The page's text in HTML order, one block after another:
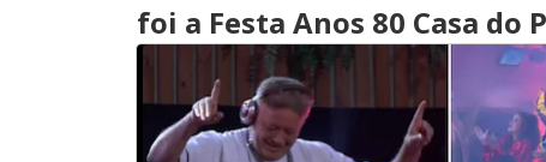
foi a Festa Anos 80 Casa do